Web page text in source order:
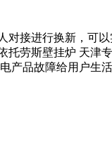
接进行换新，可
托劳斯壁挂炉 天津
产品故障给用户生